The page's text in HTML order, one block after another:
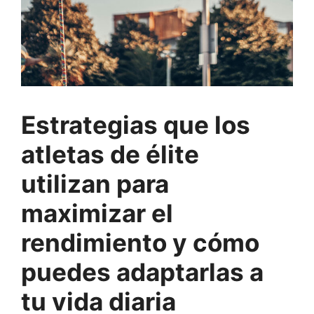
Estrategias que los
atletas de élite
utilizan para
maximizar el
rendimiento y cómo
puedes adaptarlas a
tu vida diaria